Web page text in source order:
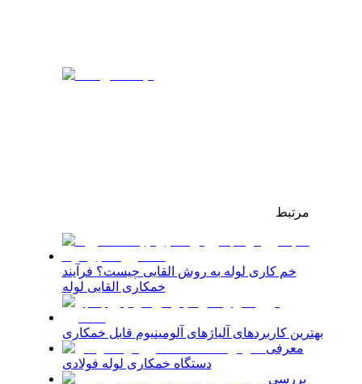
مرتبط
خم کاری لوله به روش القایی چیست؟ فرآیند
خمکاری القایی لوله
بهترین کاربردهای آلیاژهای آلومینیوم قابل خمکاری
معرفی
دستگاه خمکاری لوله فولادی
بررسی